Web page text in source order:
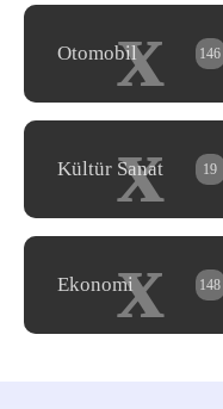
x
Otomobil 146
x
Kültür Sanat 19
x
Ekonomi 148